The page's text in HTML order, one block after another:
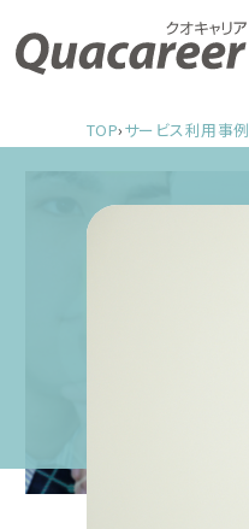
TOP›サービス利用事例